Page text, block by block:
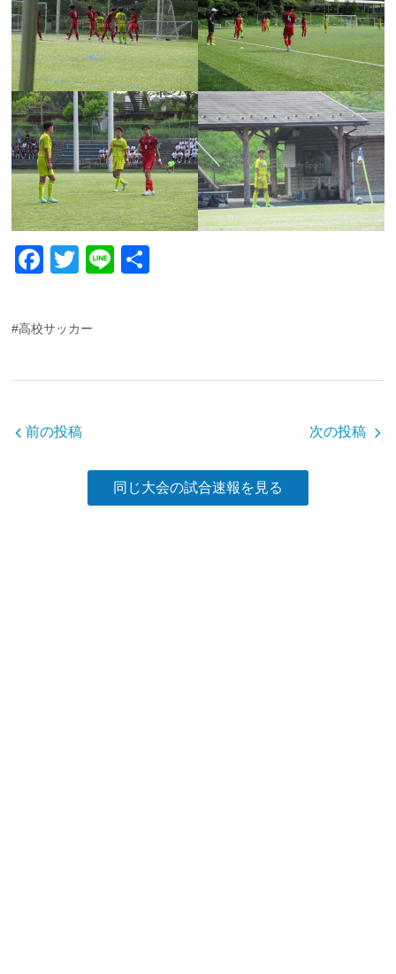
F
c
e
b
o
T
Li
#高校サッカー
前の投稿 次の投稿
同じ大会の試合速報を見る